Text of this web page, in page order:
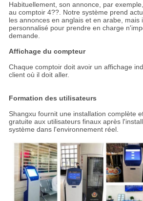
Habituellement, son annonce, par
au comptoir 4??. Notre système prend
les annonces en anglais et en arabe, mais
personnalisé pour prendre en charge
demande.
Affichage du compteur
Chaque comptoir doit avoir un affichage
client où il doit aller.
Formation des utilisateurs
Shangxu fournit une installation complète
gratuite aux utilisateurs finaux après
système dans l'environnement réel.